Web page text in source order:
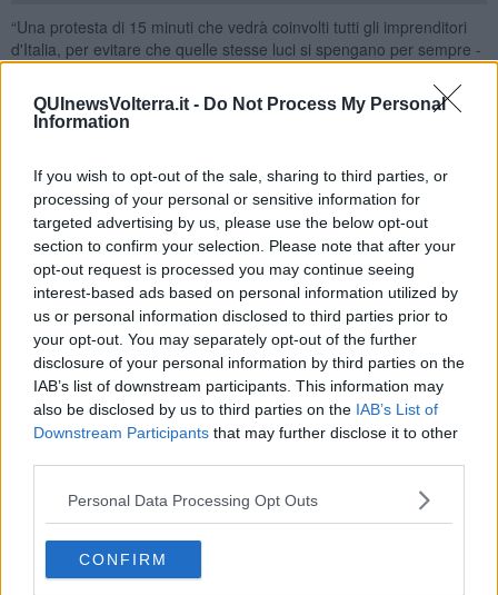
QUInewsVolterra.it - Do Not Process My Personal
Information
If you wish to opt-out of the sale, sharing to third parties, or
processing of your personal or sensitive information for
targeted advertising by us, please use the below opt-out
section to confirm your selection. Please note that after your
opt-out request is processed you may continue seeing
interest-based ads based on personal information utilized by
us or personal information disclosed to third parties prior to
your opt-out. You may separately opt-out of the further
disclosure of your personal information by third parties on the
IAB’s list of downstream participants. This information may
also be disclosed by us to third parties on the IAB’s List of
Downstream Participants that may further disclose it to other
Personal Data Processing Opt Outs
CONFIRM
“Una protesta di 15 minuti che vedrà coinvolti tutti gli imprenditori
d'Italia, per evitare che quelle stesse luci si spengano per sempre -
commenta in una nota il direttore di Confcommercio Provincia di
PisaFederico Pieragnoli
- Al mondo della politica non è chiaro
che senza interventi immediati non solo le oltre 40mila imprese di
che sarà l'occasione per sottoporre alla politica e alle istituzioni
richieste urgenti e proposte concrete per far fronte alla crescita
insensata e inarrestabile delle bollette, un salasso peggiore della
pandemia che senza un'inversione di rotta porterà alla chiusura
definitiva di moltissime attività”.
Titolari e gestori di pubblici esercizi potranno anche esporre in
vetrina le bollette del 2022 a confronto con quelle del 2021, o
appendere direttamente in vetrina le bollette di luce e gas
attraverso l'iniziativa Bollette in Vetrina promossa da
Confcommercio e Fipe a livello regionale.
“Questa iniziativa - aggiunge Pieragnoli- vuole dare voce alla loro
preoccupazione dimostrando in modo chiaro e semplice, attraverso
l'incontrovertibile testimonianza dei numeri, la follia degli aumenti
con cui devono fare i conti dall'inizio dell'anno. Sarà possibile
scrivere sul cartello che mettiamo a disposizione i valori dell'ultima
bolletta di energia elettrica o gas e quelli corrispondenti dello stesso
periodo dell'anno scorso, È fondamentale in questo momento
sensibilizzare con ogni mezzo l'opinione pubblica e far capire alla